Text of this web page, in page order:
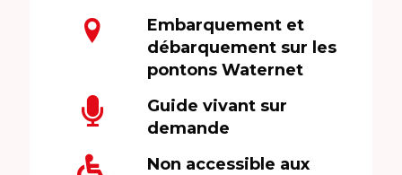
Embarquement et
débarquement sur les
pontons Waternet
Guide vivant sur
demande
Non accessible aux